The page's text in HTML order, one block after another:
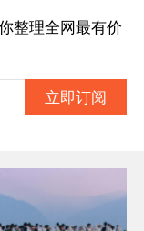
整理全网最有价
立即订阅